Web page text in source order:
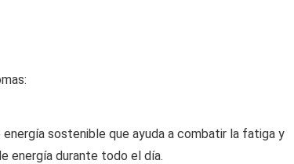
sostenible que ayuda a combatir la fatiga y
energía durante todo el día.